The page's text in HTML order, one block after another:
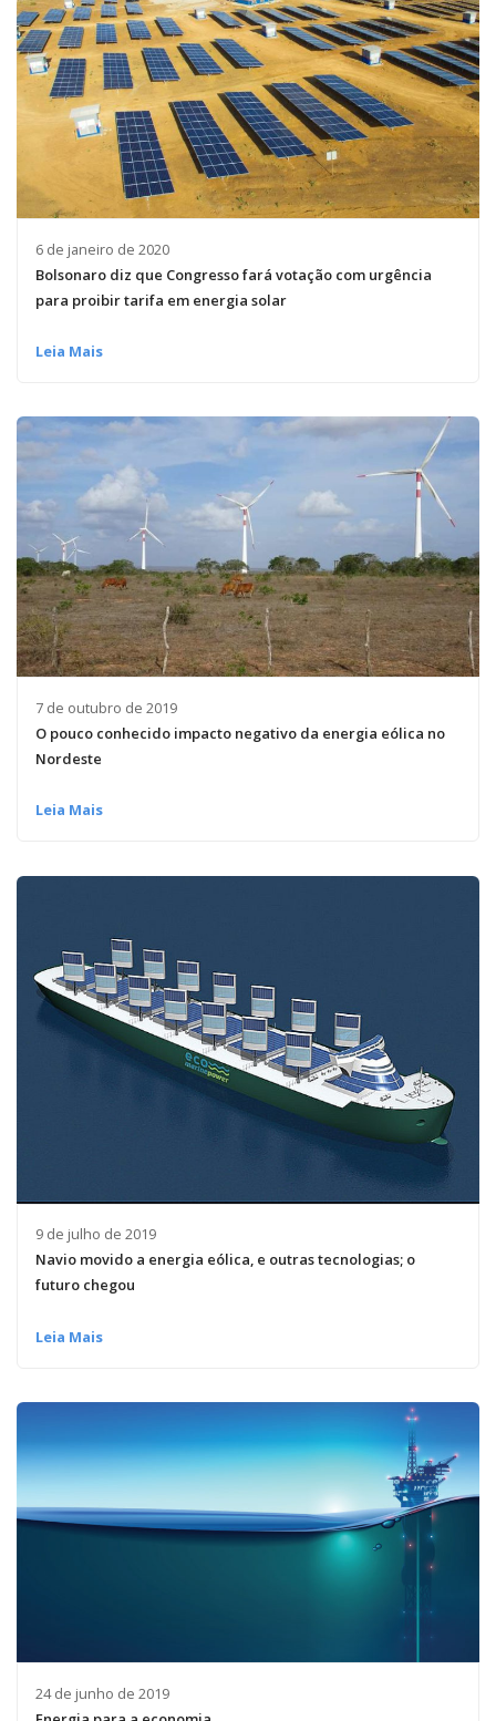
6 de janeiro de 2020
Bolsonaro diz que Congresso fará votação com urgência
para proibir tarifa em energia solar
Leia Mais
7 de outubro de 2019
O pouco conhecido impacto negativo da energia eólica no
Nordeste
Leia Mais
9 de julho de 2019
Navio movido a energia eólica, e outras tecnologias; o
futuro chegou
Leia Mais
24 de junho de 2019